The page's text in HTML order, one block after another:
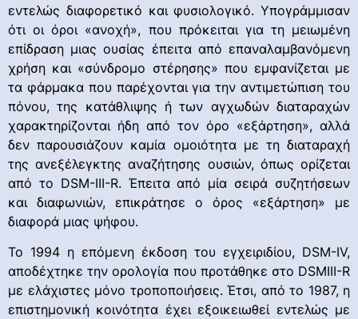
εντελώς διαφορετικό και φυσιολογικό. Υπογράμμισαν
ότι οι όροι «ανοχή», που πρόκειται για τη μειωμένη
επίδραση μιας ουσίας έπειτα από επαναλαμβανόμενη
χρήση και «σύνδρομο στέρησης» που εμφανίζεται με
τα φάρμακα που παρέχονται για την αντιμετώπιση του
πόνου, της κατάθλιψης ή των αγχωδών διαταραχών
χαρακτηρίζονται ήδη από τον όρο «εξάρτηση», αλλά
δεν παρουσιάζουν καμία ομοιότητα με τη διαταραχή
της ανεξέλεγκτης αναζήτησης ουσιών, όπως ορίζεται
από το DSM-III-R. Έπειτα από μία σειρά συζητήσεων
και διαφωνιών, επικράτησε ο όρος «εξάρτηση» με
διαφορά μιας ψήφου.
Το 1994 η επόμενη έκδοση του εγχειριδίου, DSM-IV,
αποδέχτηκε την ορολογία που προτάθηκε στο DSMIII-R
με ελάχιστες μόνο τροποποιήσεις. Έτσι, από το 1987, η
επιστημονική κοινότητα έχει εξοικειωθεί εντελώς με